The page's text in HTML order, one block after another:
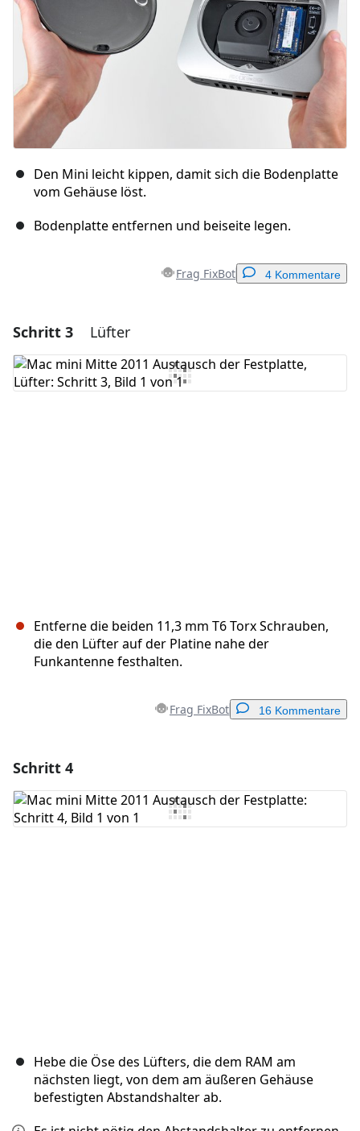
Den Mini leicht kippen, damit sich die Bodenplatte
vom Gehäuse löst.
Bodenplatte entfernen und beiseite legen.
Frag FixBot 4 Kommentare
Einen Kommentar hinzufügen
Kommentar hinzufügen
Schritt 3 Lüfter
Entferne die beiden 11,3 mm T6 Torx Schrauben,
die den Lüfter auf der Platine nahe der
Funkantenne festhalten.
Frag FixBot 16 Kommentare
Kommentar hinzufügen
Schritt 4
Hebe die Öse des Lüfters, die dem RAM am
nächsten liegt, von dem am äußeren Gehäuse
befestigten Abstandshalter ab.